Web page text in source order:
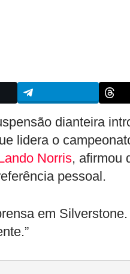
dianteira
lidera o
Norris, afirmou
pessoal.
em Silverstone.